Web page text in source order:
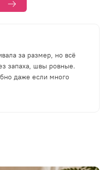
за размер, но всё
запаха, швы ровные.
даже если много